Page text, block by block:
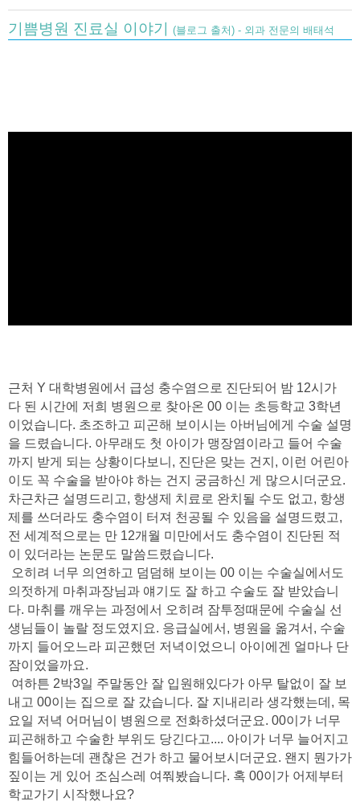
기쁨병원 진료실 이야기 (블로그 출처) - 외과 전문의 배태석
근처 Y 대학병원에서 급성 충수염으로 진단되어 밤 12시가
다 된 시간에 저희 병원으로 찾아온 00 이는 초등학교 3학년
이었습니다. 초조하고 피곤해 보이시는 아버님에게 수술 설명
을 드렸습니다. 아무래도 첫 아이가 맹장염이라고 들어 수술
까지 받게 되는 상황이다보니, 진단은 맞는 건지, 이런 어린아
이도 꼭 수술을 받아야 하는 건지 궁금하신 게 많으시더군요.
차근차근 설명드리고, 항생제 치료로 완치될 수도 없고, 항생
제를 쓰더라도 충수염이 터져 천공될 수 있음을 설명드렸고,
전 세계적으로는 만 12개월 미만에서도 충수염이 진단된 적
이 있더라는 논문도 말씀드렸습니다.
오히려 너무 의연하고 덤덤해 보이는 00 이는 수술실에서도
의젓하게 마취과장님과 얘기도 잘 하고 수술도 잘 받았습니
다. 마취를 깨우는 과정에서 오히려 잠투정때문에 수술실 선
생님들이 놀랄 정도였지요. 응급실에서, 병원을 옮겨서, 수술
까지 들어오느라 피곤했던 저녁이었으니 아이에겐 얼마나 단
잠이었을까요.
여하튼 2박3일 주말동안 잘 입원해있다가 아무 탈없이 잘 보
내고 00이는 집으로 잘 갔습니다. 잘 지내리라 생각했는데, 목
요일 저녁 어머님이 병원으로 전화하셨더군요. 00이가 너무
피곤해하고 수술한 부위도 당긴다고.... 아이가 너무 늘어지고
힘들어하는데 괜찮은 건가 하고 물어보시더군요. 왠지 뭔가가
짚이는 게 있어 조심스레 여쭤봤습니다. 혹 00이가 어제부터
학교가기 시작했나요?